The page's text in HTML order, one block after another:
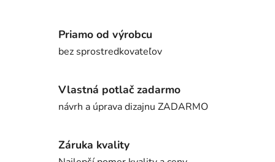
Priamo od výrobcu
bez sprostredkovateľov
Vlastná potlač zadarmo
návrh a úprava dizajnu ZADARMO
Záruka kvality